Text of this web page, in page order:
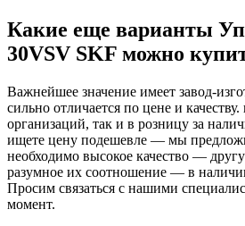
Какие еще варианты
30VSV SKF можно
Важнейшее значение имеет завод-
сильно отличается по цене и
организаций, так и в розницу за
ищете цену подешевле — мы
необходимо высокое качество —
разумное их соотношение — в
Просим связаться с нашими
момент.